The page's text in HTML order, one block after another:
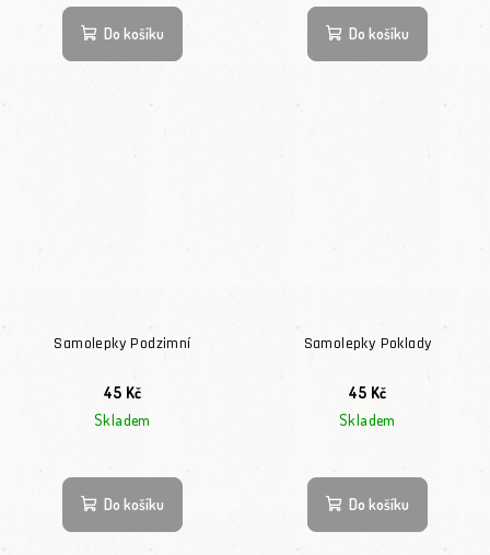
Do košíku Do košíku
Samolepky Podzimní
45 Kč
Skladem
Do košíku
Samolepky Poklady
45 Kč
Skladem
Do košíku